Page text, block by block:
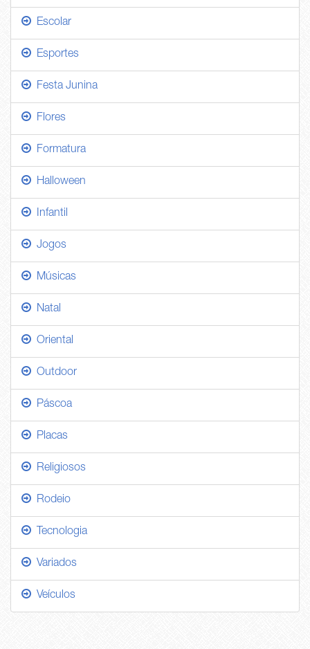
Escolar
Esportes
Festa Junina
Flores
Formatura
Halloween
Infantil
Jogos
Músicas
Natal
Oriental
Outdoor
Páscoa
Placas
Religiosos
Rodeio
Tecnologia
Variados
Veículos